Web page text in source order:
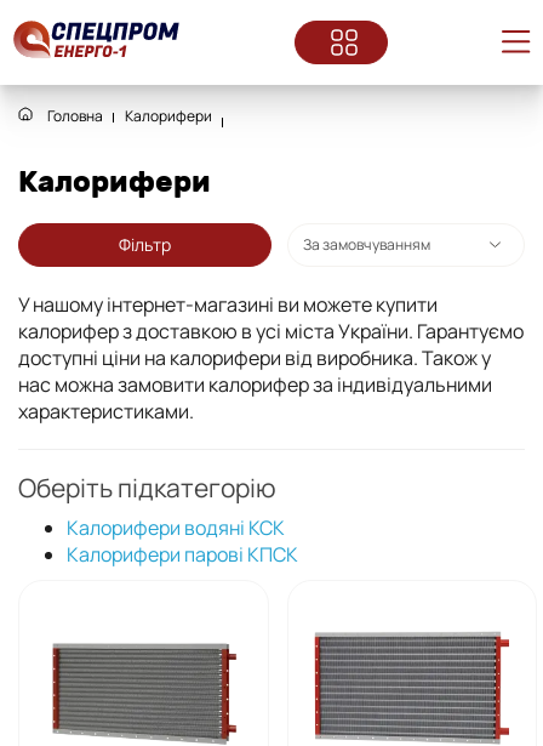
Головна Калорифери
Калорифери
Фільтр
У нашому інтернет-магазині ви можете купити
калорифер з доставкою в усі міста України. Гарантуємо
доступні ціни на калорифери від виробника. Також у
нас можна замовити калорифер за індивідуальними
характеристиками.
Оберіть підкатегорію
Калорифери водяні КСК
Калорифери парові КПСК